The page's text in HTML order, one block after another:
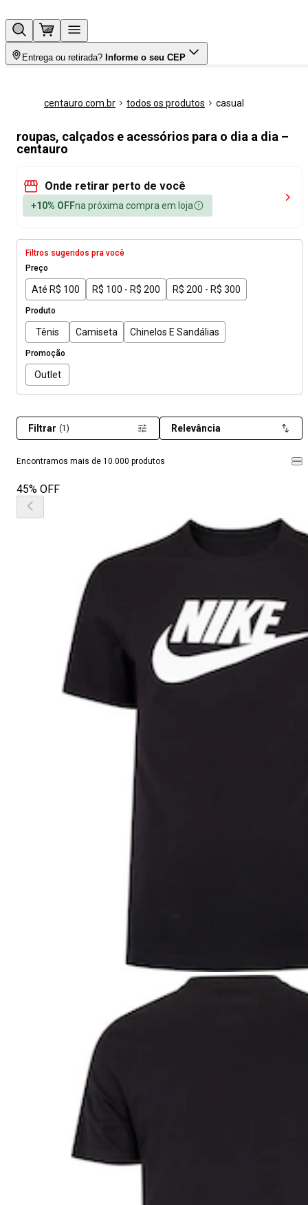
Entrega ou retirada? Informe o seu CEP
centauro.com.br todos os produtos casual
roupas, calçados e acessórios para o dia a dia –
centauro
Onde retirar perto de você
+10% OFFna próxima compra em loja
Filtros sugeridos pra você
Preço
Até R$ 100 R$ 100 - R$ 200 R$ 200 - R$ 300
Produto
Tênis Camiseta Chinelos E Sandálias
Promoção
Outlet
Encontramos mais de 10.000 produtos
Filtrar (1) Relevância
45% OFF